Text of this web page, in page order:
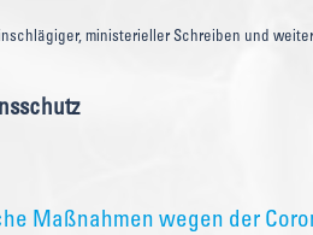
ministerieller Schreiben und
Maßnahmen wegen der